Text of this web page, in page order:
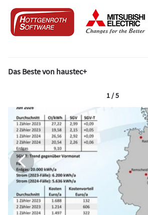
Das Beste von haustec+
1 / 5